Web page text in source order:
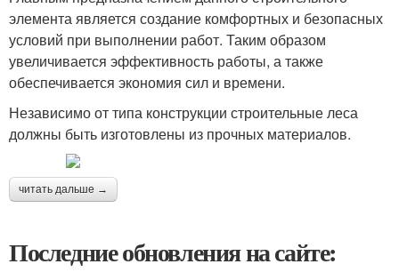
элемента является создание комфортных и безопасных
условий при выполнении работ. Таким образом
увеличивается эффективность работы, а также
обеспечивается экономия сил и времени.
Независимо от типа конструкции строительные леса
должны быть изготовлены из прочных материалов.
читать дальше →
Последние обновления на сайте: